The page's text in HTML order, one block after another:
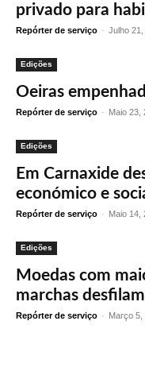
privado para
Repórter de serviço - Julho 21,
Edições
Oeiras
Repórter de serviço - Maio 23,
Edições
Em Carnaxide
económico e
Repórter de serviço - Maio 14,
Edições
Moedas com
marchas
Repórter de serviço - Março 5,